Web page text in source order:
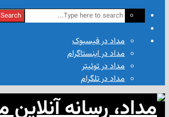
Search
مداد در فیسبوک
مداد در اینستاگرام
مداد در توئیتر
مداد در تلگرام